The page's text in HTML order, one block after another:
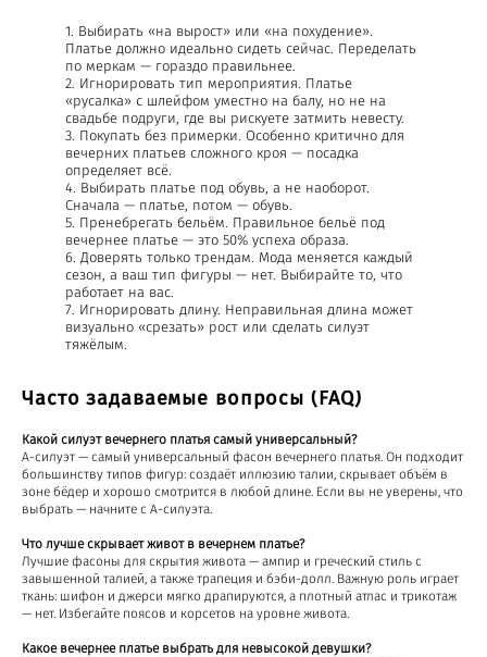
Выбирать «на вырост» или «на похудение».
Платье должно идеально сидеть сейчас. Переделать
по меркам — гораздо правильнее.
Игнорировать тип мероприятия. Платье
«русалка» с шлейфом уместно на балу, но не на
свадьбе подруги, где вы рискуете затмить невесту.
Покупать без примерки. Особенно критично для
вечерних платьев сложного кроя — посадка
определяет всё.
Выбирать платье под обувь, а не наоборот.
Сначала — платье, потом — обувь.
Пренебрегать бельём. Правильное бельё под
вечернее платье — это 50% успеха образа.
Доверять только трендам. Мода меняется каждый
сезон, а ваш тип фигуры — нет. Выбирайте то, что
работает на вас.
Игнорировать длину. Неправильная длина может
визуально «срезать» рост или сделать силуэт
тяжёлым.
Часто задаваемые вопросы (FAQ)
Какой силуэт вечернего платья самый универсальный?
А-силуэт — самый универсальный фасон вечернего платья. Он подходит
большинству типов фигур: создаёт иллюзию талии, скрывает объём в
зоне бёдер и хорошо смотрится в любой длине. Если вы не уверены, что
выбрать — начните с А-силуэта.
Что лучше скрывает живот в вечернем платье?
Лучшие фасоны для скрытия живота — ампир и греческий стиль с
завышенной талией, а также трапеция и бэби-долл. Важную роль играет
ткань: шифон и джерси мягко драпируются, а плотный атлас и трикотаж
— нет. Избегайте поясов и корсетов на уровне живота.
Какое вечернее платье выбрать для невысокой девушки?